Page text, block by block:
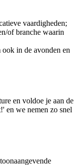
vaardigheden;
of branche waarin
in de avonden en
en voldoe je aan de
en we nemen zo snel